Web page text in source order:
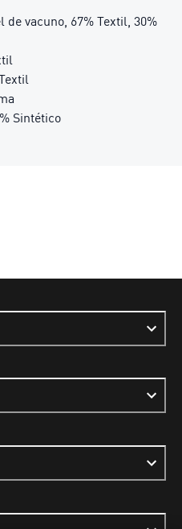
de vacuno, 67% Textil, 30%
Sintético